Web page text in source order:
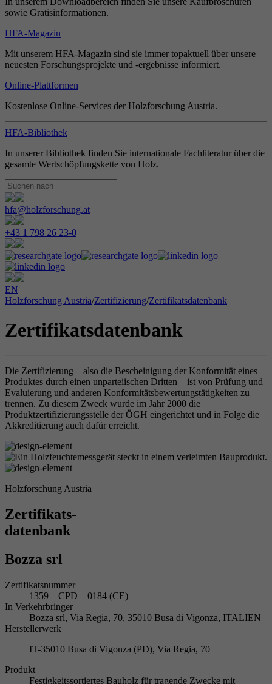
sowie Gratisinformationen.
HFA-Magazin
Mit unserem HFA-Magazin sind sie immer topaktuell über unsere
neuesten Forschungsprojekte und -ergebnisse informiert.
Online-Plattformen
Kostenlose Online-Services der Holzforschung Austria.
HFA-Bibliothek
In unserer Bibliothek finden Sie internationale Fachliteratur über die
gesamte Wertschöpfungskette von Holz.
hfa@holzforschung.at
+43 1 798 26 23-0
EN
Holzforschung Austria/Zertifizierung/Zertifikatsdatenbank
Zertifikatsdatenbank
Die Zertifizierung – also die Bescheinigung der Konformität eines
Produktes durch einen unparteiischen Dritten – ist von Prüfung und
Evaluierung und anderen Konformitätsbewertungstätigkeiten zu
trennen. Zu diesem Zweck wurde im Jahr 2000 die
Produktzertifizierungsstelle der ÖGH eingerichtet und in Folge die
Akkreditierung auch dafür erreicht.
Holzforschung Austria
Zertifikats-
datenbank
Bozza srl
Zertifikatsnummer
1359 – CPD – 0184 (CE)
In Verkehrbringer
Bozza srl, Via Regia, 70, 35010 Busa di Vigonza, ITALIEN
Herstellerwerk
IT-35010 Busa di Vigonza (PD), Via Regia, 70
Produkt
Festigkeitssortiertes Bauholz für tragende Zwecke mit